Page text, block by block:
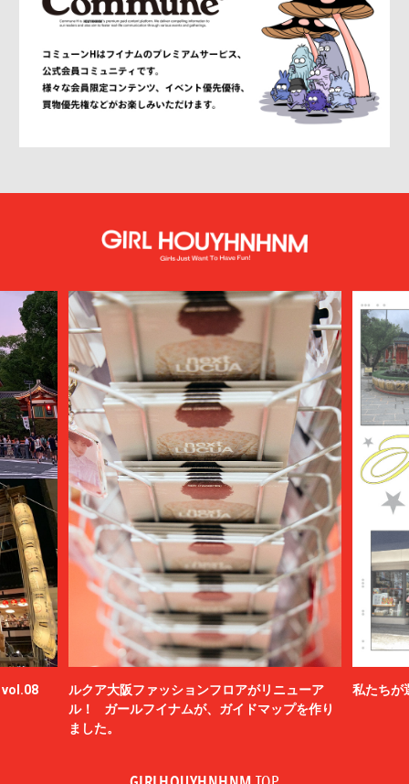
vol.08
ルクア大阪ファッションフロアがリニューア
ル！ ガールフイナムが、ガイドマップを作り
ました。
私たちが